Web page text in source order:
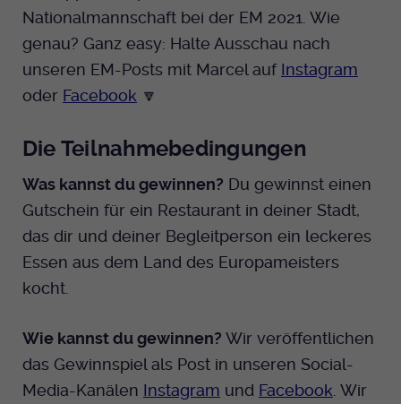
Nationalmannschaft bei der EM 2021. Wie
genau? Ganz easy: Halte Ausschau nach
unseren EM-Posts mit Marcel auf Instagram
oder Facebook 🔽
Die Teilnahmebedingungen
Was kannst du gewinnen? Du gewinnst einen
Gutschein für ein Restaurant in deiner Stadt,
das dir und deiner Begleitperson ein leckeres
Essen aus dem Land des Europameisters
kocht.
Wie kannst du gewinnen? Wir veröffentlichen
das Gewinnspiel als Post in unseren Social-
Media-Kanälen Instagram und Facebook. Wir
Zweck
Dieser Cookie wird genutzt um
Backend eingelogged ist und die Seite
bearbeiten darf.
Laufzeit Ende der Sitzung
Zweck
Dieser Cookie wird genutzt um
festzustellen ob ein Benutzer im TYPO3
Name PHPSESSID
Name _pk_id.424
Anbieter Medienhaus der EKHN GmbH
Zweck Einzigartige Besucher ID.
Name _pk_ses.424
Anbieter Medienhaus der EKHN GmbH
Zur Speicherung kurzfristiger
Informationen über den Besuch.
Cookie-Informationen anzeigen
Reichweiten Analyse
Name _fbp
Anbieter Facebook Ireland Limited
Zweck Anzeigen / Ads
Cookie-Informationen anzeigen
Youtube
Facebook
Twitter